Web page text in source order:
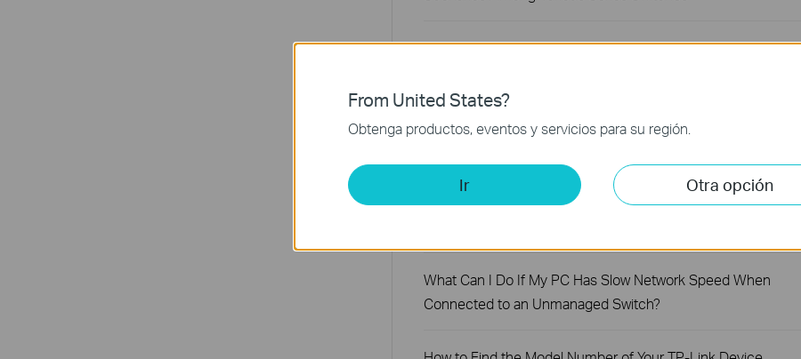
How to Test the Jumbo Frame Pass-Through Feature on TP-
Why Are the Ethernet LED Indicators Off on My TP-Link
What Can I Do If My PC Is Not Working When Connected to
What Can I Do If My PC Has Slow Network Speed When
Connected to an Unmanaged Switch?
From United States?
Obtenga productos, eventos y servicios para su región.
Ir Otra opción